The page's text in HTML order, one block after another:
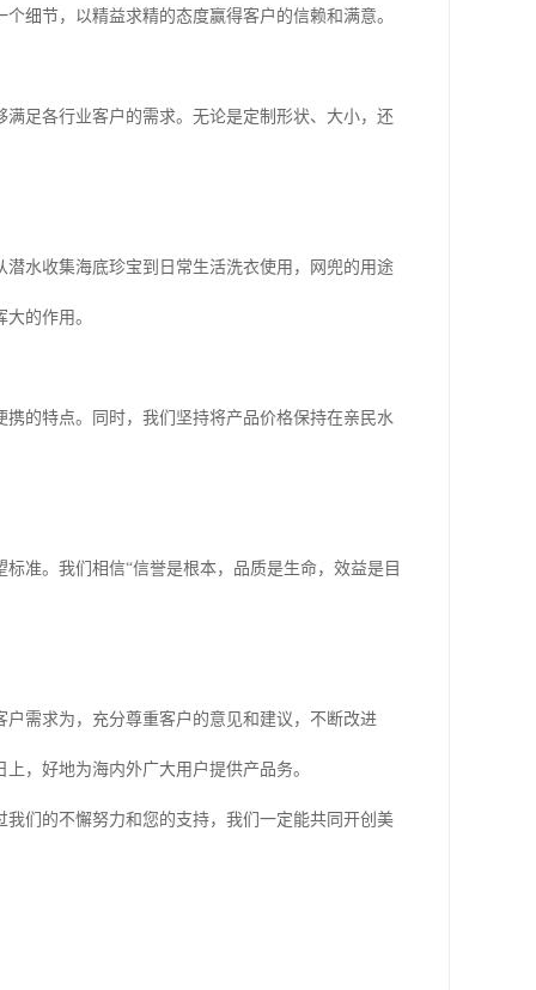
细节，以精益求精的态度赢得客户的信赖和满意。
足各行业客户的需求。无论是定制形状、大小，还
水收集海底珍宝到日常生活洗衣使用，网兜的用途
的作用。
的特点。同时，我们坚持将产品价格保持在亲民水
准。我们相信“信誉是根本，品质是生命，效益是目
需求为，充分尊重客户的意见和建议，不断改进
，好地为海内外广大用户提供产品务。
们的不懈努力和您的支持，我们一定能共同开创美